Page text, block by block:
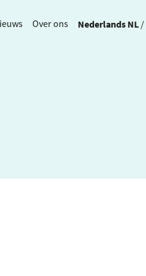
Over ons Nederlands NL /